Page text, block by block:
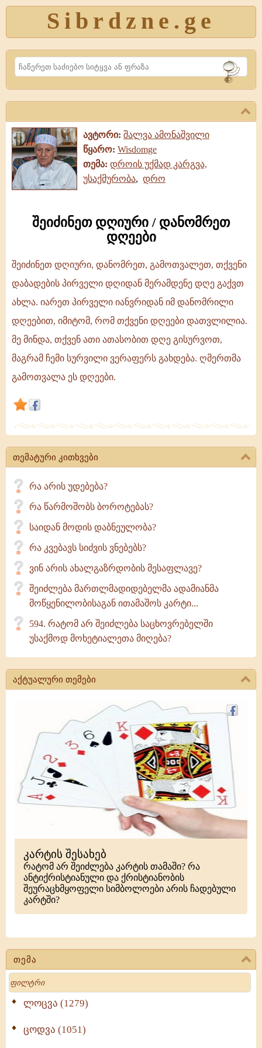
Sibrdzne.ge
Search
თემა
Search
ლოცვა (1279)
ცოდვა (1051)
ავტორი: შალვა ამონაშვილი
წყარო: Wisdomge
თემა: დროის უქმად კარგვა,
უსაქმურობა, დრო
შეიძინეთ დღიური / დანომრეთ
დღეები
შეიძინეთ დღიური, დანომრეთ, გამოთვალეთ, თქვენი
დაბადების პირველი დღიდან მერამდენე დღე გაქვთ
ახლა. იარეთ პირველი იანვრიდან იმ დანომრილი
დღეებით, იმიტომ, რომ თქვენი დღეები დათვლილია.
მე მინდა, თქვენ ათი ათასობით დღე გისურვოთ,
მაგრამ ჩემი სურვილი ვერაფერს გახდება. ღმერთმა
გამოთვალა ეს დღეები.
თემატური კითხვები
რა არის უდებება?
რა წარმოშობს ბოროტებას?
საიდან მოდის დაბნეულობა?
რა კვებავს სიძვის ვნებებს?
ვინ არის ახალგაზრდობის მესაფლავე?
შეიძლება მართლმადიდებელმა ადამიანმა
მოწყენილობისაგან ითამაშოს კარტი...
594. რატომ არ შეიძლება საცხოვრებელში
უსაქმოდ მოხეტიალეთა მიღება?
აქტუალური თემები
კარტის შესახებ
რატომ არ შეიძლება კარტის თამაში? რა
ანტიქრისტიანული და ქრისტიანობის
შეურაცხმყოფელი სიმბოლოები არის ჩადებული
კარტში?